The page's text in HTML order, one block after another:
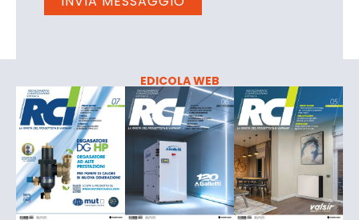
EDICOLA WEB